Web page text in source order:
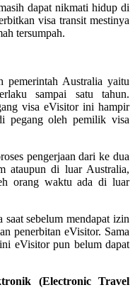
dapat nikmati hidup di
visa transit mestinya
tersumpah.
pemerintah Australia yaitu
sampai satu tahun.
visa eVisitor ini hampir
pegang oleh pemilik visa
pengerjaan dari ke dua
ataupun di luar Australia,
orang waktu ada di luar
sebelum mendapat izin
penerbitan eVisitor. Sama
eVisitor pun belum dapat
(Electronic Travel